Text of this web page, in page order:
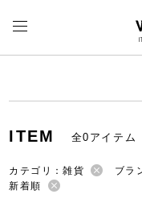
ITEM 全0アイテム
カテゴリ：雑貨 ブラ
新着順